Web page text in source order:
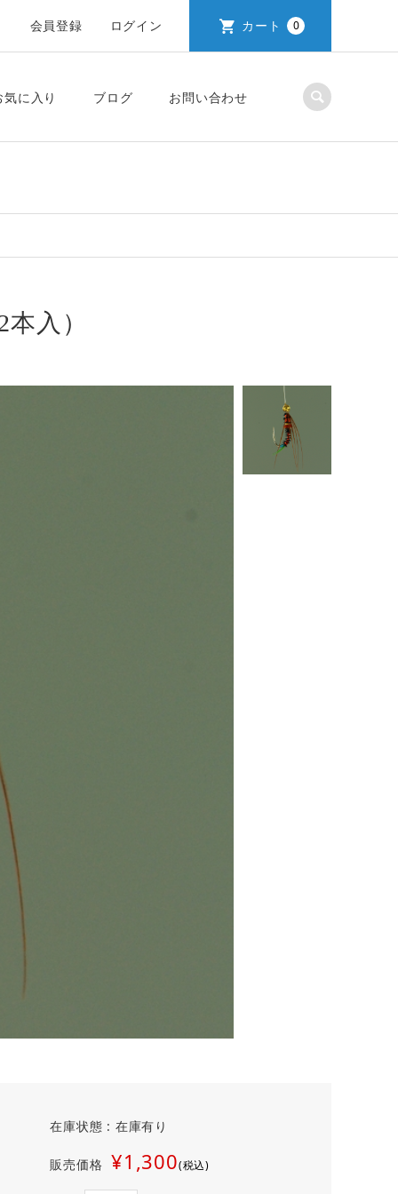
会員登録 ログイン カート 0
気に入り ブログ お問い合わせ
入）
在庫状態 : 在庫有り
販売価格 ¥1,300(税込)